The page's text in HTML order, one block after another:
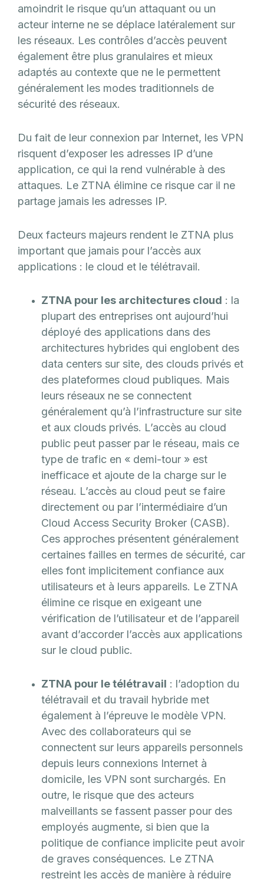
amoindrit le risque qu’un attaquant ou un
acteur interne ne se déplace latéralement sur
les réseaux. Les contrôles d’accès peuvent
également être plus granulaires et mieux
adaptés au contexte que ne le permettent
généralement les modes traditionnels de
sécurité des réseaux.
Du fait de leur connexion par Internet, les VPN
risquent d’exposer les adresses IP d’une
application, ce qui la rend vulnérable à des
attaques. Le ZTNA élimine ce risque car il ne
partage jamais les adresses IP.
Deux facteurs majeurs rendent le ZTNA plus
important que jamais pour l’accès aux
applications : le cloud et le télétravail.
ZTNA pour les architectures cloud : la
plupart des entreprises ont aujourd’hui
déployé des applications dans des
architectures hybrides qui englobent des
data centers sur site, des clouds privés et
des plateformes cloud publiques. Mais
leurs réseaux ne se connectent
généralement qu’à l’infrastructure sur site
et aux clouds privés. L’accès au cloud
public peut passer par le réseau, mais ce
type de trafic en « demi-tour » est
inefficace et ajoute de la charge sur le
réseau. L’accès au cloud peut se faire
directement ou par l’intermédiaire d’un
Cloud Access Security Broker (CASB).
Ces approches présentent généralement
certaines failles en termes de sécurité, car
elles font implicitement confiance aux
utilisateurs et à leurs appareils. Le ZTNA
élimine ce risque en exigeant une
vérification de l’utilisateur et de l’appareil
avant d’accorder l’accès aux applications
sur le cloud public.
ZTNA pour le télétravail : l’adoption du
télétravail et du travail hybride met
également à l’épreuve le modèle VPN.
Avec des collaborateurs qui se
connectent sur leurs appareils personnels
depuis leurs connexions Internet à
domicile, les VPN sont surchargés. En
outre, le risque que des acteurs
malveillants se fassent passer pour des
employés augmente, si bien que la
politique de confiance implicite peut avoir
de graves conséquences. Le ZTNA
restreint les accès de manière à réduire